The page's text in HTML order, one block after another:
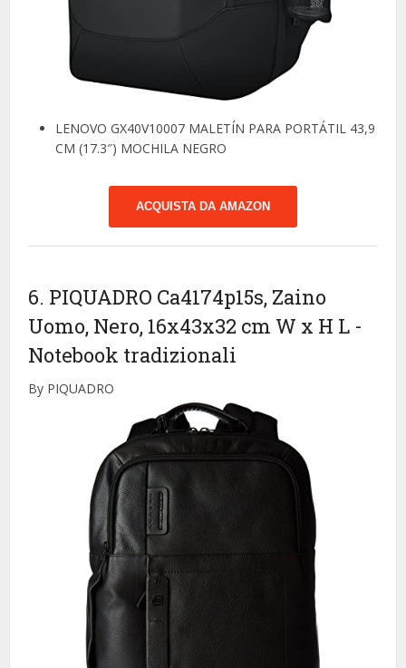
LENOVO GX40V10007 MALETÍN PARA PORTÁTIL 43,9
CM (17.3″) MOCHILA NEGRO
ACQUISTA DA AMAZON
6. PIQUADRO Ca4174p15s, Zaino
Uomo, Nero, 16x43x32 cm W x H L -
Notebook tradizionali
By PIQUADRO